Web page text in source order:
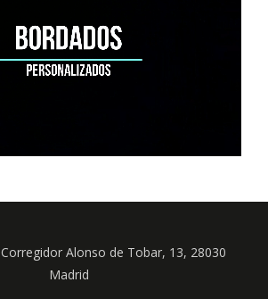
Alonso de Tobar, 13, 28030
Madrid